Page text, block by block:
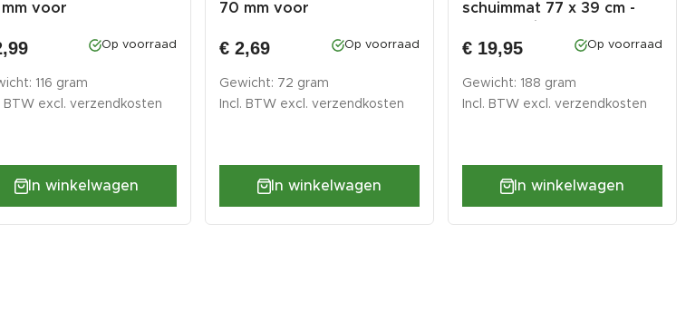
voor
Op voorraad
116 gram
BTW excl. verzendkosten
In winkelwagen
70 mm voor
€ 2,69 Op voorraad
Gewicht: 72 gram
Incl. BTW excl.verzendkosten
In winkelwagen
schuimmat 77 x 39 cm -
€ 19,95 Op voorraad
Gewicht: 188 gram
Incl. BTW excl.verzendkosten
In winkelwagen